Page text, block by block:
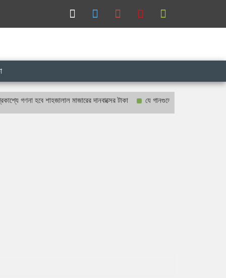
হবে শাহজালাল মাজারের দানবাক্সের টাকা যে গানগুলো আজও ফিরিয়ে নেয় এন্ড্রু